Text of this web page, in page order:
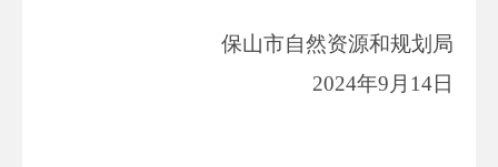
保山市自然资源和规划局
2024年9月14日